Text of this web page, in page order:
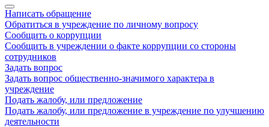
Написать обращение
Обратиться в учреждение по личному вопросу
Сообщить о коррупции
Сообщить в учреждении о факте коррупции со стороны
сотрудников
Задать вопрос
Задать вопрос общественно-значимого характера в
учреждение
Подать жалобу, или предложение
Подать жалобу, или предложение в учреждение по улучшению
деятельности